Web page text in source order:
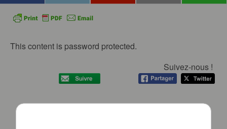
This content is password protected.
Suivez-nous !